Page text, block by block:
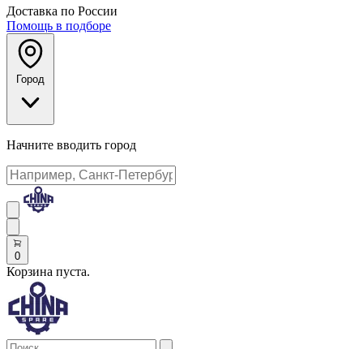
Доставка по России
Помощь в подборе
Город
Начните вводить город
0
Корзина пуста.